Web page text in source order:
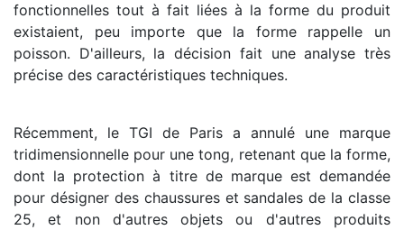
fonctionnelles tout à fait liées à la forme du produit
existaient, peu importe que la forme rappelle un
poisson. D'ailleurs, la décision fait une analyse très
précise des caractéristiques techniques.
Récemment, le TGI de Paris a annulé une marque
tridimensionnelle pour une tong, retenant que la forme,
dont la protection à titre de marque est demandée
pour désigner des chaussures et sandales de la classe
25, et non d'autres objets ou d'autres produits